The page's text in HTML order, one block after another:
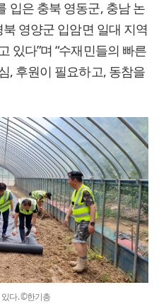
입은 충북 영동군, 충남 논
영양군 입암면 일대 지역
있다”며 “수재민들의 빠른
, 후원이 필요하고, 동참을
있다. ©한기총